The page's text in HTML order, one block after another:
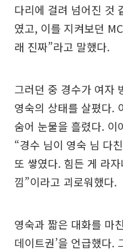
다리에 걸려 넘어진 것
였고, 이를 지켜보던
래 진짜”라고 말했다.
그러던 중 경수가 여자
영숙의 상태를 살폈다.
숨어 눈물을 흘렸다. 이
“경수 님이 영숙 님 다
또 쌓였다. 힘든 게 라
낌”이라고 괴로워했다.
영숙과 짧은 대화를 마
데이트권’을 언급했다.